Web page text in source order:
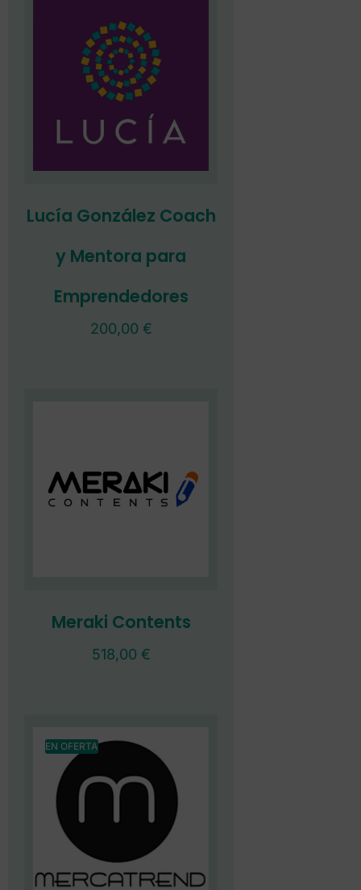
Lucía González Coach
y Mentora para
Emprendedores
200,00 €
Meraki Contents
518,00 €
EN OFERTA